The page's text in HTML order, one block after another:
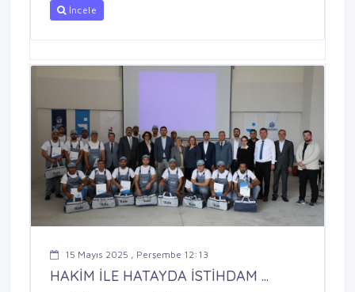
İncele
15 Mayıs 2025 , Perşembe 12:13
HAKİM İLE HATAYDA İSTİHDAM ...